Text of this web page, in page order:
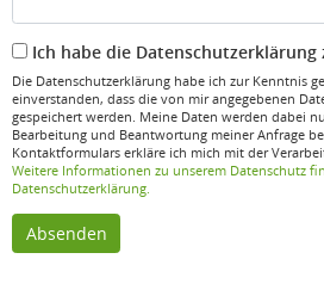
Ich habe die
Die Datenschutzerklärung habe ich zur Kenntnis
einverstanden, dass die von mir angegebenen
gespeichert werden. Meine Daten werden dabei
Bearbeitung und Beantwortung meiner Anfrage
Kontaktformulars erkläre ich mich mit der
Weitere Informationen zu unserem Datenschutz
Datenschutzerklärung.
Absenden